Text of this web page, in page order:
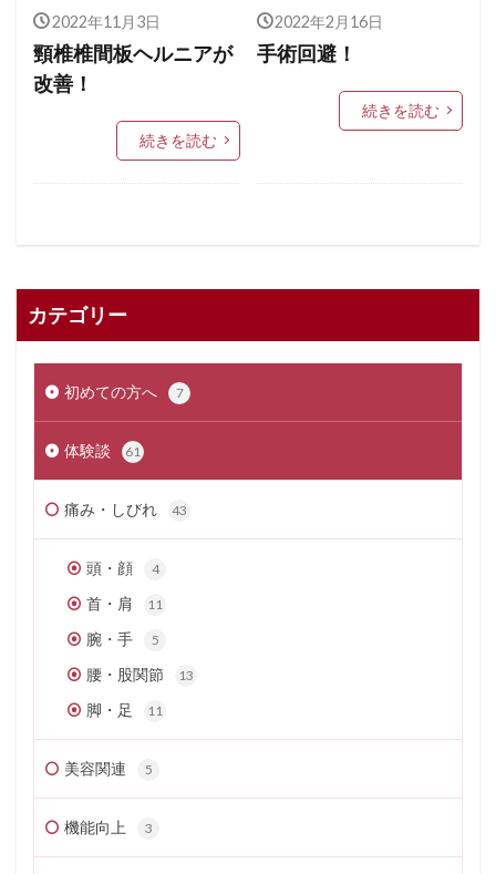
2022年11月3日
頸椎椎間板ヘルニアが
改善！
続きを読む
2022年2月16日
手術回避！
続きを読む
カテゴリー
初めての方へ 7
体験談 61
痛み・しびれ 43
頭・顔 4
首・肩 11
腕・手 5
腰・股関節 13
脚・足 11
美容関連 5
機能向上 3